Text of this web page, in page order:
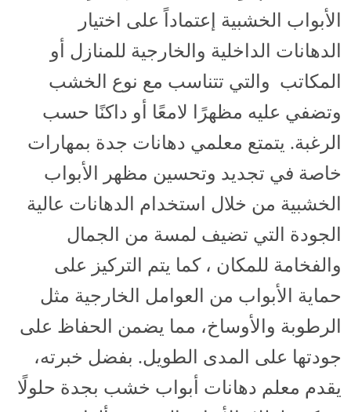
الأبواب الخشبية إعتماداً على اختيار
الدهانات الداخلية والخارجية للمنازل أو
المكاتب والتي تتناسب مع نوع الخشب
وتضفي عليه مظهرًا لامعًا أو داكنًا حسب
الرغبة. يتمتع معلمي دهانات جدة بمهارات
خاصة في تجديد وتحسين مظهر الأبواب
الخشبية من خلال استخدام الدهانات عالية
الجودة التي تضيف لمسة من الجمال
والفخامة للمكان ، كما يتم التركيز على
حماية الأبواب من العوامل الخارجية مثل
الرطوبة والأوساخ، مما يضمن الحفاظ على
جودتها على المدى الطويل. بفضل خبرته،
يقدم معلم دهانات أبواب خشب بجدة حلولًا